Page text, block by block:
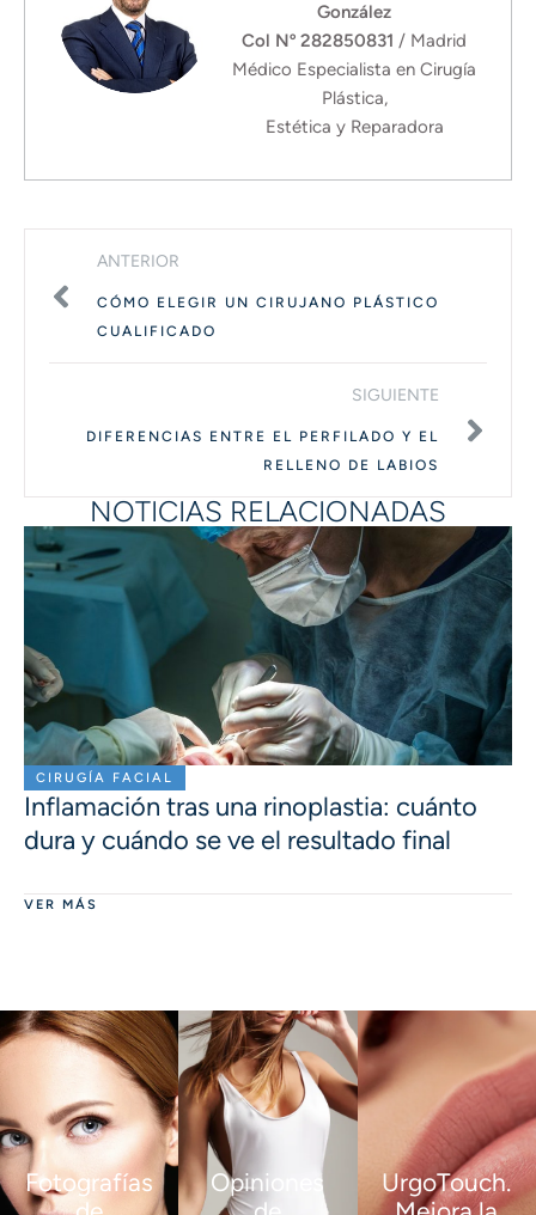
González
Col Nº 282850831 / Madrid
Médico Especialista en Cirugía
Plástica,
Estética y Reparadora
ANTERIOR
CÓMO ELEGIR UN CIRUJANO PLÁSTICO
CUALIFICADO
SIGUIENTE
DIFERENCIAS ENTRE EL PERFILADO Y EL
RELLENO DE LABIOS
NOTICIAS RELACIONADAS
CIRUGÍA FACIAL
Inflamación tras una rinoplastia: cuánto
dura y cuándo se ve el resultado final
VER MÁS
Fotografías
Opiniones
UrgoTouch.